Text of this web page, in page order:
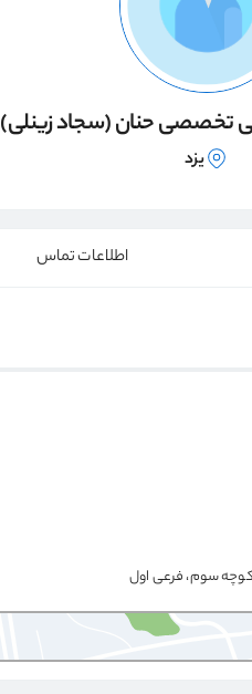
تخصصی حنان (سجاد زینلی)
یزد
اطلاعات تماس
سوم، فرعی اول